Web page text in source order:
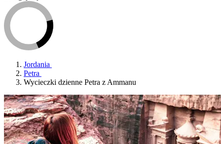
Jordania
Petra
Wycieczki dzienne Petra z Ammanu